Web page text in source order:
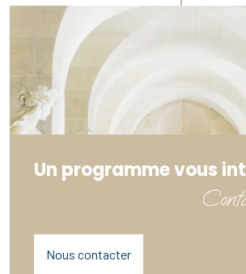
Un programme vous
Nous contacter